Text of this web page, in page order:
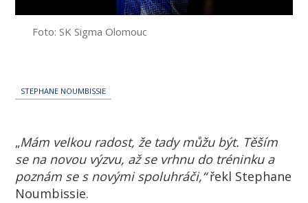
Foto: SK Sigma Olomouc
STEPHANE NOUMBISSIE
„Mám velkou radost, že tady můžu být. Těším
se na novou výzvu, až se vrhnu do tréninku a
poznám se s novými spoluhráči,“řekl Stephane
Noumbissie.